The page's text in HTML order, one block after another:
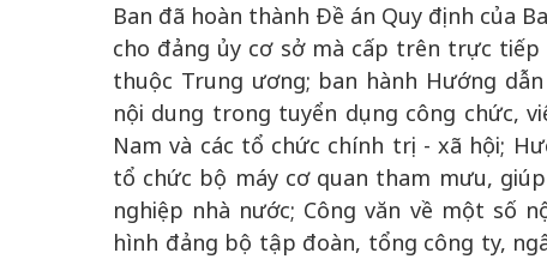
Ban đã hoàn thành Đề án Quy định của
cho đảng ủy cơ sở mà cấp trên trực
thuộc Trung ương; ban hành Hướng
nội dung trong tuyển dụng công chức,
Nam và các tổ chức chính trị - xã hội;
tổ chức bộ máy cơ quan tham mưu,
nghiệp nhà nước; Công văn về một số
hình đảng bộ tập đoàn, tổng công ty,